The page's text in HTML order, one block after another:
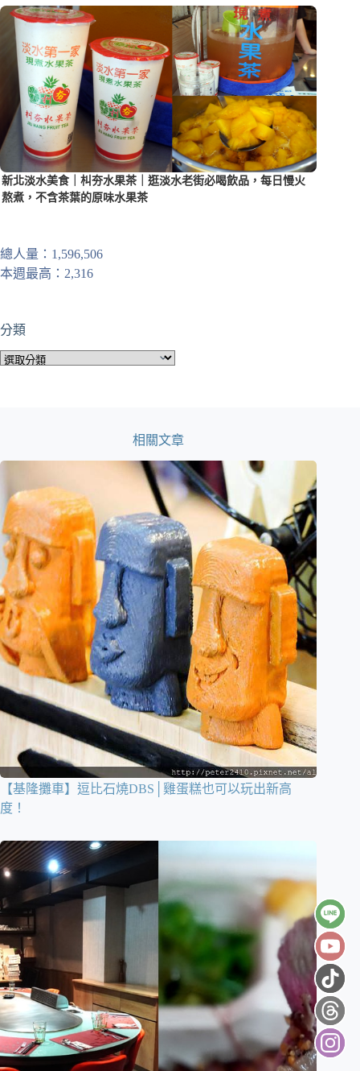
新北淡水美食｜朻夯水果茶｜逛淡水老街必喝飲品，每日慢火
熬煮，不含茶葉的原味水果茶
總人量：1,596,506
本週最高：2,316
分類
分
相關文章
【基隆攤車】逗比石燒DBS│雞蛋糕也可以玩出新高
度！